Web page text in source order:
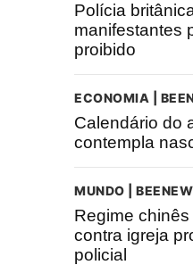
Polícia
manifestantes
proibido
ECONOMIA |
Calendário do
contempla
MUNDO |
Regime
contra igreja
policial